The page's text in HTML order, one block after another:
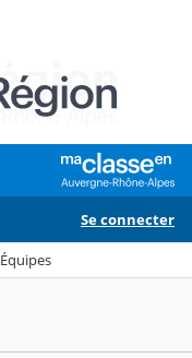
Se connecter
Équipes